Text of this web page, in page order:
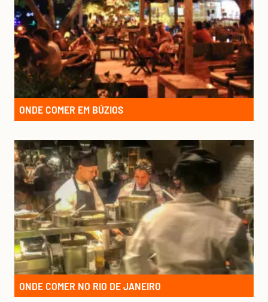
ONDE COMER EM BÚZIOS
ONDE COMER NO RIO DE JANEIRO